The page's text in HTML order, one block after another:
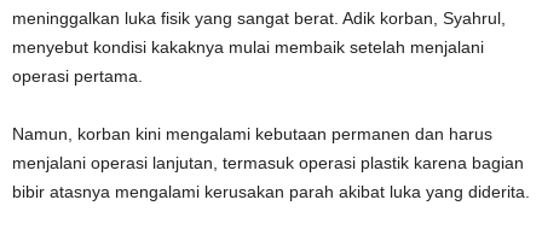
meninggalkan luka fisik yang sangat berat. Adik korban, Syahrul,
menyebut kondisi kakaknya mulai membaik setelah menjalani
operasi pertama.
Namun, korban kini mengalami kebutaan permanen dan harus
menjalani operasi lanjutan, termasuk operasi plastik karena bagian
bibir atasnya mengalami kerusakan parah akibat luka yang diderita.